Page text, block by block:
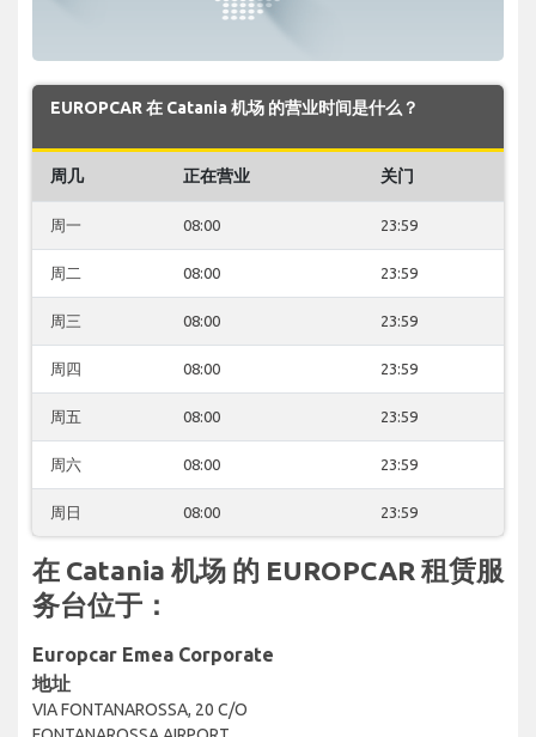
EUROPCAR 在 Catania 机场 的营业时间是什么？
周几 正在营业 关门
周一 08:00 23:59
周二 08:00 23:59
周三 08:00 23:59
周四 08:00 23:59
周五 08:00 23:59
周六 08:00 23:59
周日 08:00 23:59
在 Catania 机场 的 EUROPCAR 租赁服
务台位于：
Europcar Emea Corporate
地址
VIA FONTANAROSSA, 20 C/O